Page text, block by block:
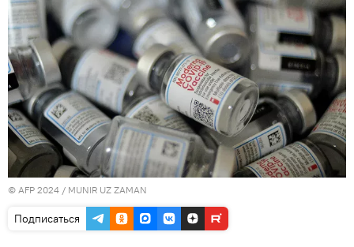
© AFP 2024 / MUNIR UZ ZAMAN
Подписаться